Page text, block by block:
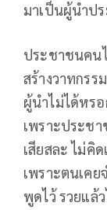
มาเป็นผู้นำป
ประชาชนคน
สร้างวาทกร
ผู้นำไม่ได้หร
เพราะประช
เสียสละ ไม่คิ
เพราะตนเค
พูดไว้ รวยแล้